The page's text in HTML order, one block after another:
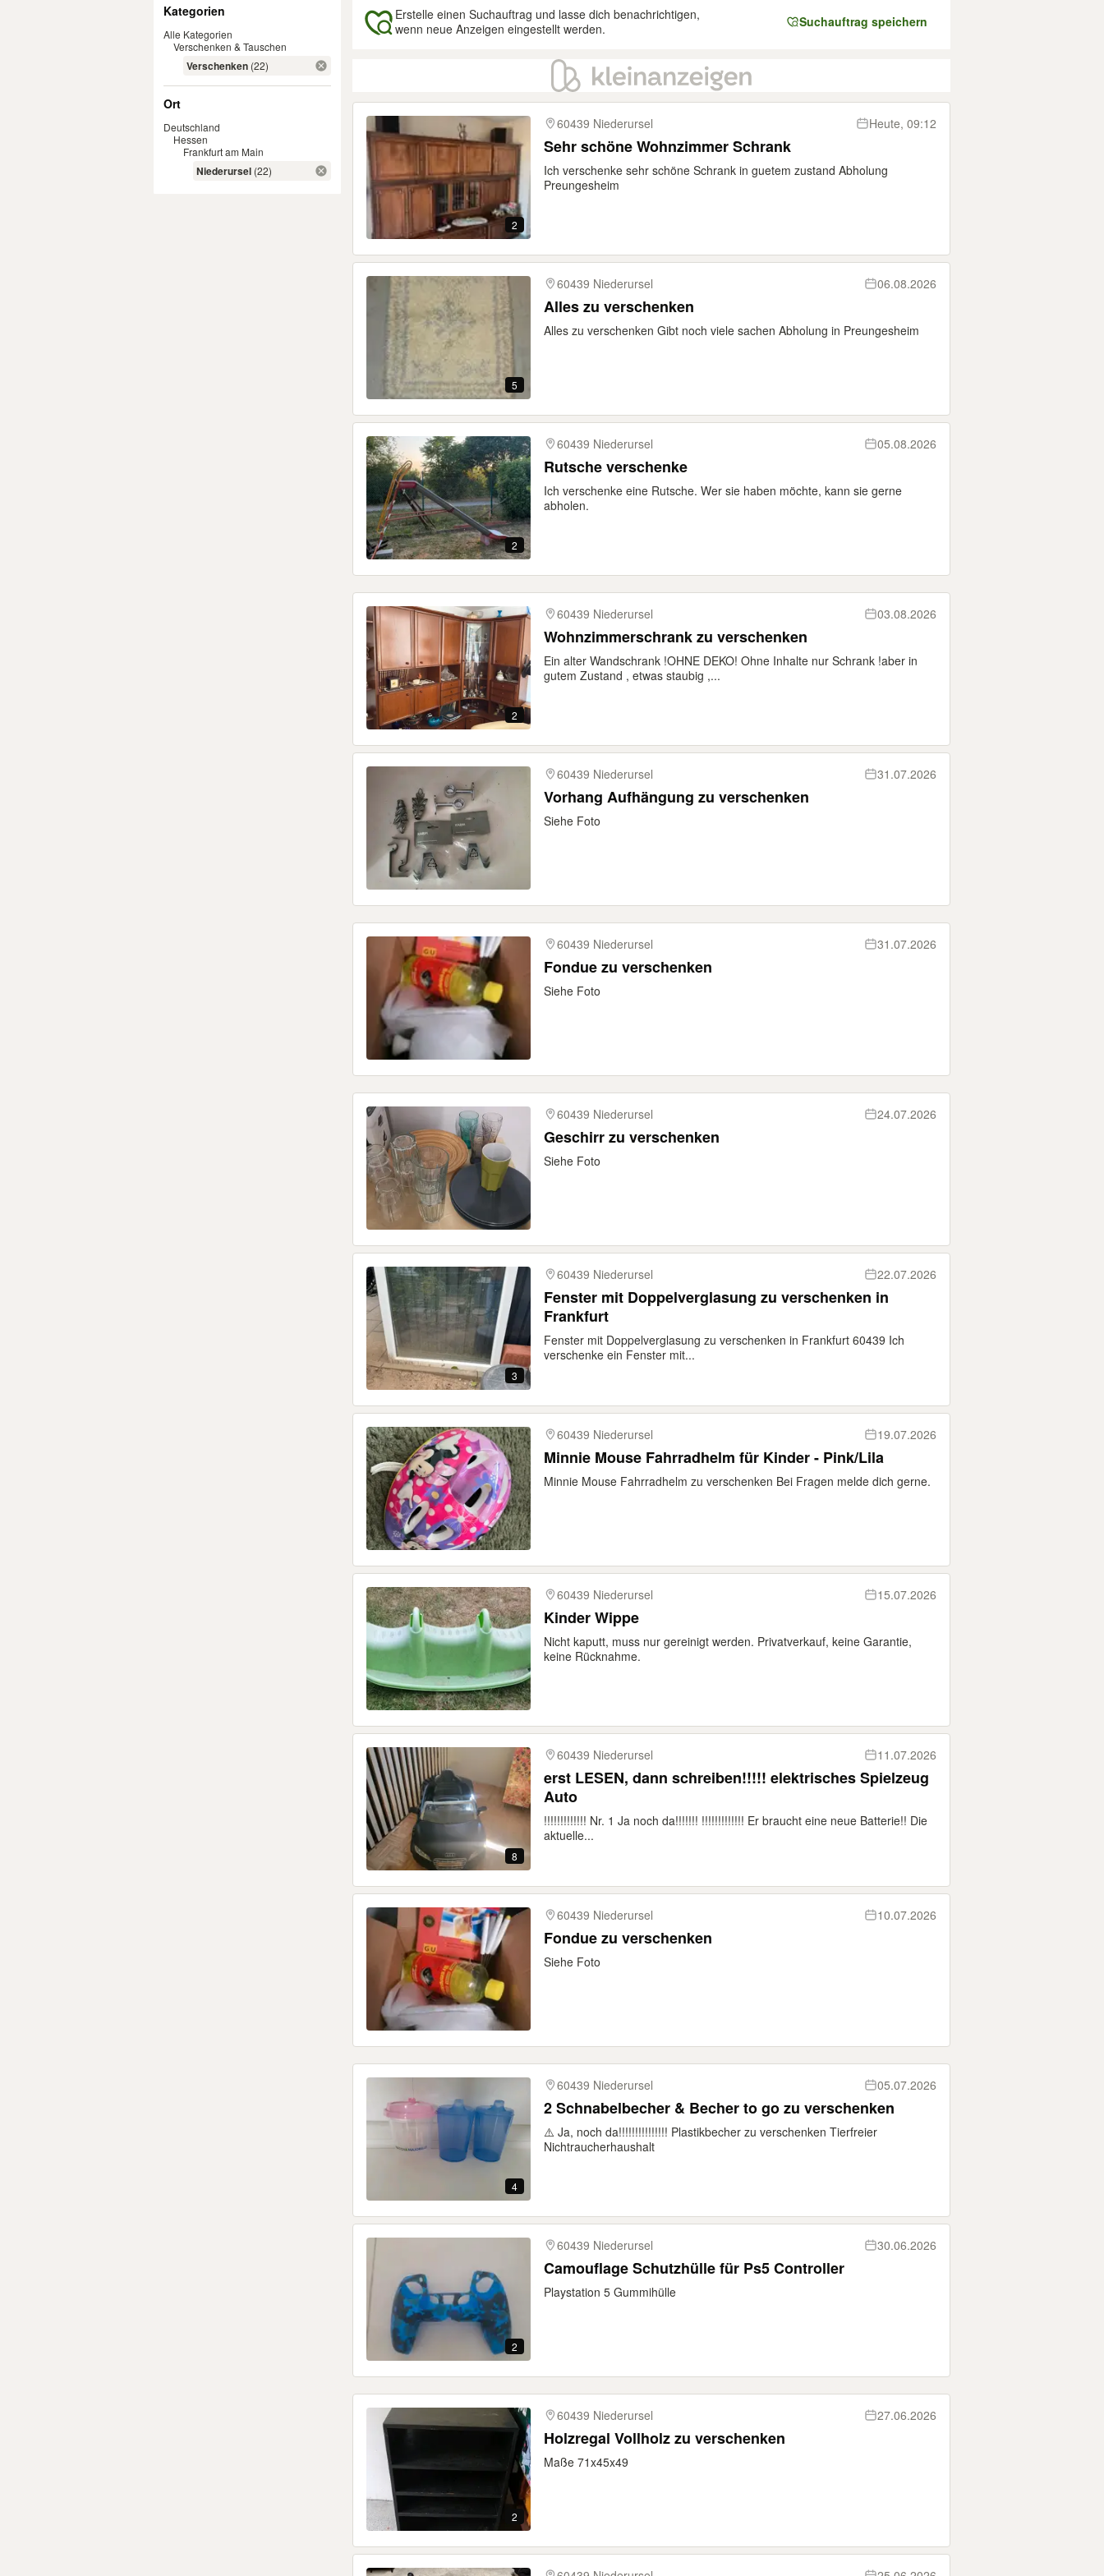
Kategorien
Alle Kategorien
Verschenken & Tauschen
Verschenken (22)
Ort
Deutschland
Hessen
Frankfurt am Main
Niederursel (22)
Erstelle einen Suchauftrag und lasse dich benachrichtigen,
wenn neue Anzeigen eingestellt werden.
Suchauftrag speichern
Ergebnisse
2
60439 Niederursel Heute, 09:12
Sehr schöne Wohnzimmer Schrank
Ich verschenke sehr schöne Schrank in guetem zustand Abholung
Preungesheim
5
60439 Niederursel 06.08.2026
Alles zu verschenken
Alles zu verschenken Gibt noch viele sachen Abholung in Preungesheim
2
60439 Niederursel 05.08.2026
Rutsche verschenke
Ich verschenke eine Rutsche. Wer sie haben möchte, kann sie gerne
abholen.
2
60439 Niederursel 03.08.2026
Wohnzimmerschrank zu verschenken
Ein alter Wandschrank !OHNE DEKO! Ohne Inhalte nur Schrank !aber in
gutem Zustand , etwas staubig ,...
60439 Niederursel 31.07.2026
Vorhang Aufhängung zu verschenken
Siehe Foto
60439 Niederursel 31.07.2026
Fondue zu verschenken
Siehe Foto
60439 Niederursel 24.07.2026
Geschirr zu verschenken
Siehe Foto
3
60439 Niederursel 22.07.2026
Fenster mit Doppelverglasung zu verschenken in
Frankfurt
Fenster mit Doppelverglasung zu verschenken in Frankfurt 60439 Ich
verschenke ein Fenster mit...
60439 Niederursel 19.07.2026
Minnie Mouse Fahrradhelm für Kinder - Pink/Lila
Minnie Mouse Fahrradhelm zu verschenken Bei Fragen melde dich gerne.
60439 Niederursel 15.07.2026
Kinder Wippe
Nicht kaputt, muss nur gereinigt werden. Privatverkauf, keine Garantie,
keine Rücknahme.
8
60439 Niederursel 11.07.2026
erst LESEN, dann schreiben!!!!! elektrisches Spielzeug
Auto
!!!!!!!!!!!!! Nr. 1 Ja noch da!!!!!!! !!!!!!!!!!!!! Er braucht eine neue Batterie!! Die
aktuelle...
60439 Niederursel 10.07.2026
Fondue zu verschenken
Siehe Foto
4
60439 Niederursel 05.07.2026
2 Schnabelbecher & Becher to go zu verschenken
⚠️ Ja, noch da!!!!!!!!!!!!!!! Plastikbecher zu verschenken Tierfreier
Nichtraucherhaushalt
2
60439 Niederursel 30.06.2026
Camouflage Schutzhülle für Ps5 Controller
Playstation 5 Gummihülle
2
60439 Niederursel 27.06.2026
Holzregal Vollholz zu verschenken
Maße 71x45x49